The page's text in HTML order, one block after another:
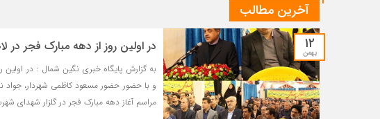
آخرین مطالب
۱۲
بهمن در اولین روز از دهه مبارک فجر در
به گزارش پایگاه خبری نگین شمال : در
و با حضور حضور مسعود کاظمی شهردار، جواد
مراسم آغاز دهه مبارک فجر در گلزار شهدای